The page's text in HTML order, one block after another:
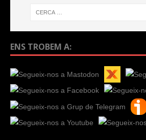
ENS TROBEM A: